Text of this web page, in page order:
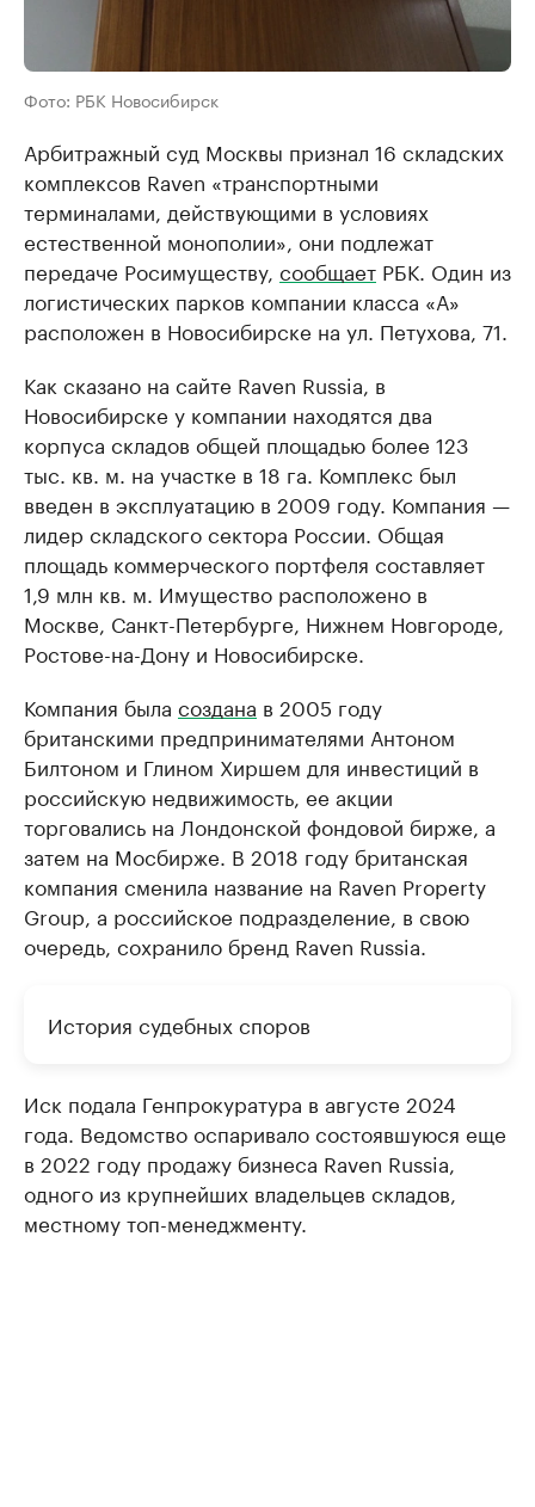
Фото: РБК Новосибирск
Арбитражный суд Москвы признал 16 складских
комплексов Raven «транспортными
терминалами, действующими в условиях
естественной монополии», они подлежат
передаче Росимуществу, сообщает РБК. Один из
логистических парков компании класса «А»
расположен в Новосибирске на ул. Петухова, 71.
Как сказано на сайте Raven Russia, в
Новосибирске у компании находятся два
корпуса складов общей площадью более 123
тыс. кв. м. на участке в 18 га. Комплекс был
введен в эксплуатацию в 2009 году. Компания —
лидер складского сектора России. Общая
площадь коммерческого портфеля составляет
1,9 млн кв. м. Имущество расположено в
Москве, Санкт-Петербурге, Нижнем Новгороде,
Ростове-на-Дону и Новосибирске.
Компания была создана в 2005 году
британскими предпринимателями Антоном
Билтоном и Глином Хиршем для инвестиций в
российскую недвижимость, ее акции
торговались на Лондонской фондовой бирже, а
затем на Мосбирже. В 2018 году британская
компания сменила название на Raven Property
Group, а российское подразделение, в свою
очередь, сохранило бренд Raven Russia.
История судебных споров
Иск подала Генпрокуратура в августе 2024
года. Ведомство оспаривало состоявшуюся еще
в 2022 году продажу бизнеса Raven Russia,
одного из крупнейших владельцев складов,
местному топ-менеджменту.